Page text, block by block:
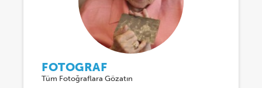
FOTOGRAF
Tüm Fotoğraflara Gözatın